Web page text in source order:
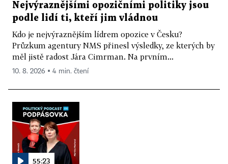
Nejvýraznějšími opozičními politiky jsou
podle lidí ti, kteří jim vládnou
Kdo je nejvýraznějším lídrem opozice v Česku?
Průzkum agentury NMS přinesl výsledky, ze kterých by
měl jistě radost Jára Cimrman. Na prvním...
10. 8. 2026 ▪ 4 min. čtení
55:23